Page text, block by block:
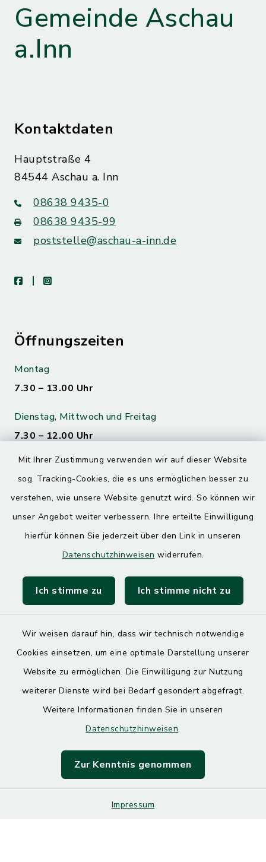
Mit Ihrer Zustimmung verwenden wir auf dieser Website
sog. Tracking-Cookies, die es uns ermöglichen besser zu
verstehen, wie unsere Website genutzt wird. So können wir
unser Angebot weiter verbessern. Ihre erteilte Einwilligung
hierfür können Sie jederzeit über den Link in unseren
Datenschutzhinweisen widerrufen.
Ich stimme zu Ich stimme nicht zu
Wir weisen darauf hin, dass wir technisch notwendige
Cookies einsetzen, um eine optimale Darstellung unserer
Website zu ermöglichen. Die Einwilligung zur Nutzung
weiterer Dienste wird bei Bedarf gesondert abgefragt.
Weitere Informationen finden Sie in unseren
Datenschutzhinweisen.
Zur Kenntnis genommen
Impressum
Gemeinde Aschau
a.Inn
Kontaktdaten
Hauptstraße 4
84544 Aschau a. Inn
08638 9435-0
08638 9435-99
poststelle@aschau-a-inn.de
facebookinstagram
Öffnungszeiten
Montag
7.30 – 13.00 Uhr
Dienstag, Mittwoch und Freitag
7.30 – 12.00 Uhr
Donnerstag
7.30 – 12.00 Uhr
13.00 – 17.30 Uhr
Quicklinks
SoNNe e. V.
Barrierefreiheit
Impressum
Sitemap